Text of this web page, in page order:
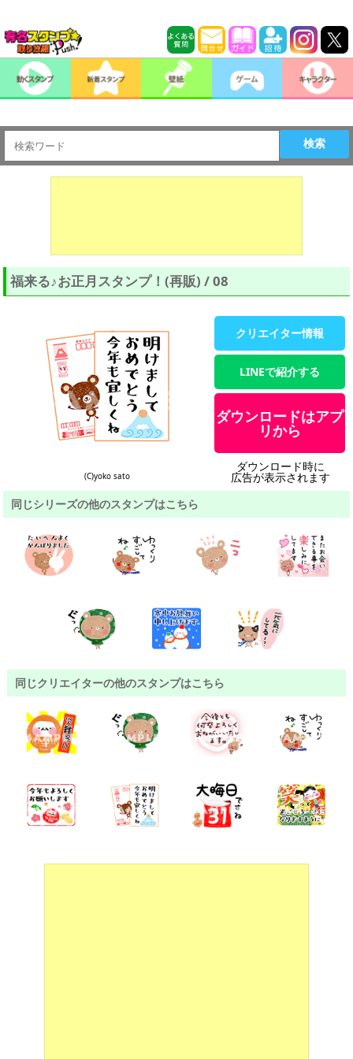
検索
福来る♪お正月スタンプ！(再販) / 08
(C)yoko sato
クリエイター情報
LINEで紹介する
ダウンロードはアプ
リから
ダウンロード時に
広告が表示されます
同じシリーズの他のスタンプはこちら
同じクリエイターの他のスタンプはこちら